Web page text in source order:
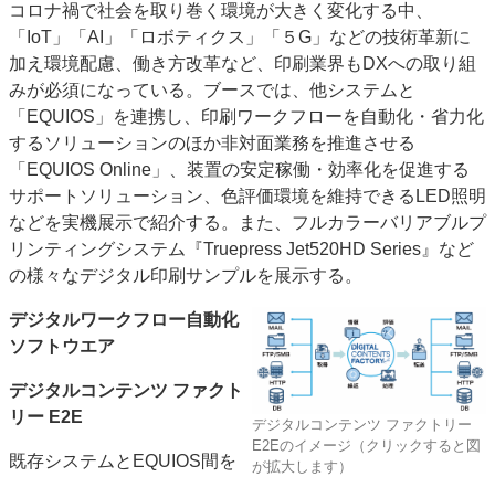
特集記事カテゴリー一覧
2022 見える化・MIS特集
特集・デジタル印刷 アイデアで勝負！ ～多様なビジネス・多彩な商材～
JAPAN PACK 2023 特集
中古印刷機・製本機特集
2022 検査・校正特集
特集・デジタル印刷 ～ 新成長軌道を描く
案内
発刊案内
JFPI印刷用語集 印刷機材年鑑
運営
会社案内
購読・購入申し込み
サイトポリシー
お問い合わせ
コロナ禍で社会を取り巻く環境が大きく変化する中、
「IoT」「AI」「ロボティクス」「５G」などの技術革新に
加え環境配慮、働き方改革など、印刷業界もDXへの取り組
みが必須になっている。ブースでは、他システムと
「EQUIOS」を連携し、印刷ワークフローを自動化・省力化
するソリューションのほか非対面業務を推進させる
「EQUIOS Online」、装置の安定稼働・効率化を促進する
サポートソリューション、色評価環境を維持できるLED照明
などを実機展示で紹介する。また、フルカラーバリアブルプ
リンティングシステム『Truepress Jet520HD Series』など
の様々なデジタル印刷サンプルを展示する。
デジタルコンテンツ ファクトリー
E2Eのイメージ（クリックすると図
が拡大します）
デジタルワークフロー自動化
ソフトウエア
デジタルコンテンツ ファクト
リー E2E
既存システムとEQUIOS間を